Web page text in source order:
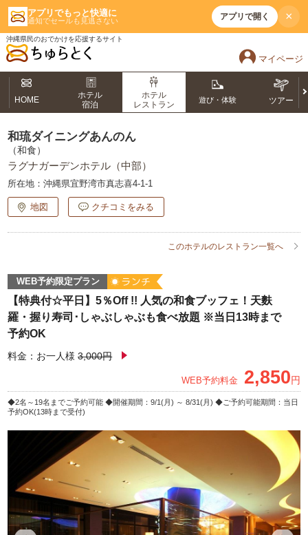
アプリでもっと快適に
通知でセールも見逃さない アプリで開く ×
沖縄県民のおでかけを応援するサイト
マイページ
HOME
ホテル
宿泊
ホテル
レストラン
遊び・体験 ツアー
和琉ダイニングあんのん
（和食）
ラグナガーデンホテル（中部）
所在地：沖縄県宜野湾市真志喜4-1-1
地図 クチコミをみる
このホテルのレストラン一覧へ
WEB予約限定プラン
【特典付☆平日】5％Off !! 人気の和食ブッフェ！天麩
羅・握り寿司･しゃぶしゃぶも食べ放題 ※当日13時まで
予約OK
料金：お一人様 3,000円
WEB予約料金 2,850円
2名～19名までご予約可能 開催期間：9/1(月) ～ 8/31(月)
ご予約可能期間：当日
予約OK(13時まで受付)